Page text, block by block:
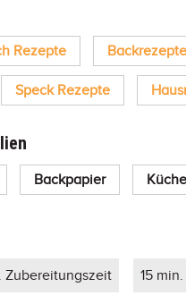
Rezepte Backrezepte
Speck Rezepte
Backpapier
Zubereitungszeit 15